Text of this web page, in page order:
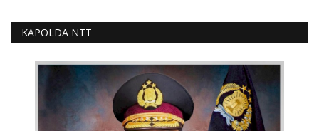
KAPOLDA NTT